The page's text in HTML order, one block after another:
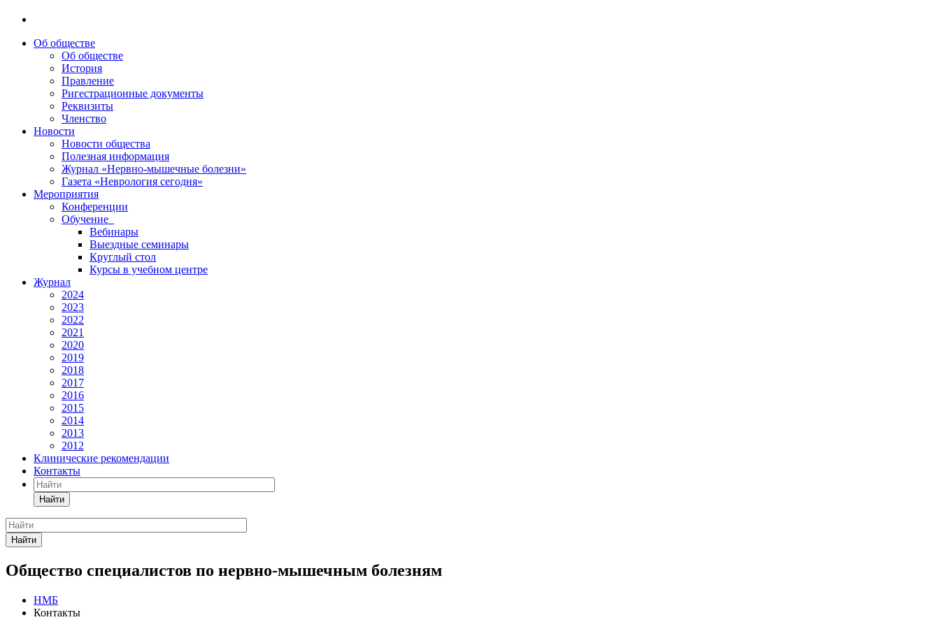
Об обществе
Об обществе
История
Правление
Ригестрационные документы
Реквизиты
Членство
Новости
Новости общества
Полезная информация
Журнал «Нервно-мышечные болезни»
Газета «Неврология сегодня»
Мероприятия
Конференции
Обучение
Вебинары
Выездные семинары
Круглый стол
Курсы в учебном центре
Журнал
2024
2023
2022
2021
2020
2019
2018
2017
2016
2015
2014
2013
2012
Клинические рекомендации
Контакты
Найти
Найти
Общество специалистов по нервно-мышечным болезням
НМБ
Контакты